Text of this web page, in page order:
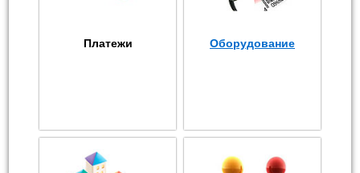
Платежи Оборудование